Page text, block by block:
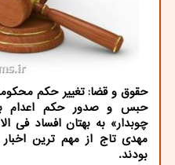
حبس و صدور حکم اعدام
چوبدار» به بهتان افساد فی
مهدی تاج از مهم ترین
بودند.